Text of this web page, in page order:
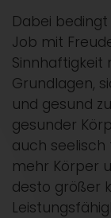
Dabei
Job mit
Grundlagen,
und gesund
gesunder
auch seelisch
mehr Körper
desto größer